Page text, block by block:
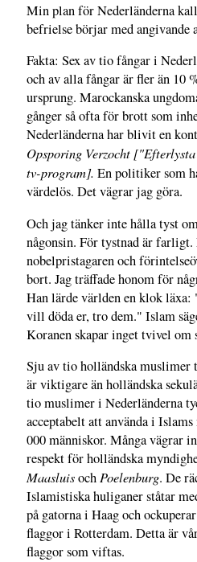
Min plan för Nederländerna
befrielse börjar med angivande
Fakta: Sex av tio fångar i
och av alla fångar är fler än 10
ursprung. Marockanska
gånger så ofta för brott som
Nederländerna har blivit en
Opsporing Verzocht
tv-program]. En politiker som
värdelös. Det vägrar jag göra.
Och jag tänker inte hålla tyst
någonsin. För tystnad är
nobelpristagaren och
bort. Jag träffade honom för
Han lärde världen en klok läxa:
vill döda er, tro dem." Islam
Koranen skapar inget tvivel om
Sju av tio holländska muslimer
är viktigare än holländska
tio muslimer i Nederländerna
acceptabelt att använda i
000 människor. Många vägrar
respekt för holländska
Maasluisoch Poelenburg. De
Islamistiska huliganer ståtar
på gatorna i Haag och
flaggor i Rotterdam. Detta är
flaggor som viftas.